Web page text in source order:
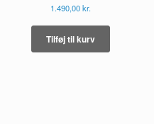
1.490,00kr.
Tilføj til kurv